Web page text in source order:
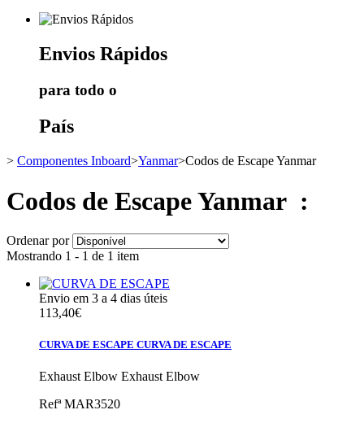
Envios Rápidos
para todo o
País
> Componentes Inboard>Yanmar>Codos de Escape Yanmar
Codos de Escape Yanmar :
Ordenar por
Mostrando 1 - 1 de 1 item
Envio em 3 a 4 dias úteis
113,40€
CURVA DE ESCAPE CURVA DE ESCAPE
Exhaust Elbow Exhaust Elbow
RefªMAR3520